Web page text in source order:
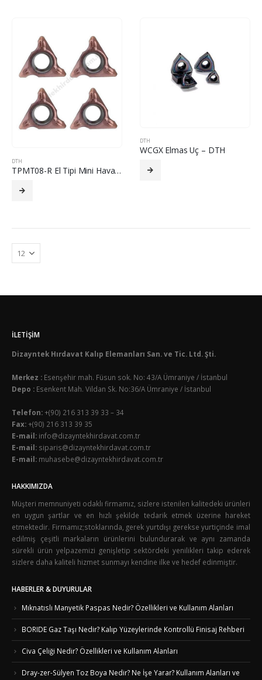
DTH
TPMT08-R El Tipi Mini Havalı Pah Kırma Elmas Uç – DTH
DTH
WCGX Elmas Uç – DTH
İLETIŞIM
Dizayntek Hırdavat Kalıp Elemanları San. ve Tic. Ltd. Şti.
Merkez : Esenşehir mah. Füsun sok. No: 43/A Ümraniye / İstanbul
Depo : Esenkent Mah. Vildan Sk. No:36/A Ümraniye / İstanbul
Telefon:+(90) 216 313 39 33 – 34
Fax:+(90) 216 313 39 35
E-mail: info@dizayntekhirdavat.com.tr
E-mail: siparis@dizayntekhirdavat.com.tr
E-mail: muhasebe@dizayntekhirdavat.com.tr
HAKKIMIZDA
Müşteri memnuniyeti odaklı firmamız, sizlere istenilen kalitedeki ürünleri
en uygun şartlar ve en hızlı şekilde tedarik etmek üzerine hareket
etmektedir. Firmamız;stoklarında, gerek yurtdışı gerekse yurtiçinde imal
edilmiş çeşitli markaların ürünlerini bulundurarak ve aynı zamanda
sürekli ürün yelpazemizi genişletip sektördeki yenilikleri takip ederek
sizlere daha kaliteli hizmet sunmayı kendine ilke ve hedef edinmiştir.
HABERLER & DUYURULAR
Mıknatıslı Manyetik Paspas Nedir? Özellikleri ve Kullanım Alanları
BORIDE Gaz Taşı Nedir? Kalıp Yüzeylerinde Kontrollü Finisaj Rehberi
Civa Çeliği Nedir? Özellikleri ve Kullanım Alanları
Dray-zer-Sülyen Toz Boya Nedir? Ne İşe Yarar? Kullanım Alanları ve